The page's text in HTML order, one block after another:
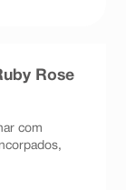
Rose
com